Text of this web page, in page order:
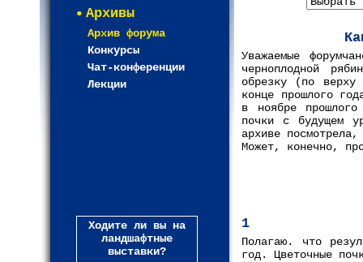
Архивы
Архив форума
Конкурсы
Чат-конференции
Лекции
Ходите ли вы на
ландшафтные
выставки?
Уважаемые
черноплодной
обрезку (по
конце прошлого
в ноябре
почки с будущем
архиве
Может, конечно,
1
Полагаю. что
год. Цветочные